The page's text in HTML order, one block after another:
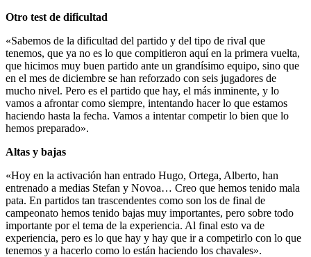
Otro test de dificultad
«Sabemos de la dificultad del partido y del tipo de rival que
tenemos, que ya no es lo que compitieron aquí en la primera vuelta,
que hicimos muy buen partido ante un grandísimo equipo, sino que
en el mes de diciembre se han reforzado con seis jugadores de
mucho nivel. Pero es el partido que hay, el más inminente, y lo
vamos a afrontar como siempre, intentando hacer lo que estamos
haciendo hasta la fecha. Vamos a intentar competir lo bien que lo
hemos preparado».
Altas y bajas
«Hoy en la activación han entrado Hugo, Ortega, Alberto, han
entrenado a medias Stefan y Novoa… Creo que hemos tenido mala
pata. En partidos tan trascendentes como son los de final de
campeonato hemos tenido bajas muy importantes, pero sobre todo
importante por el tema de la experiencia. Al final esto va de
experiencia, pero es lo que hay y hay que ir a competirlo con lo que
tenemos y a hacerlo como lo están haciendo los chavales».